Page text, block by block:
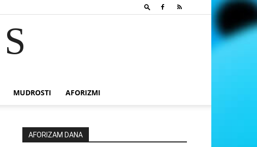
MUDROSTI AFORIZMI
AFORIZAM DANA